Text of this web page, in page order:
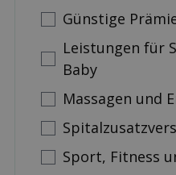
Günstige
Leistungen für
Baby
Massagen und
Sport, Fitness